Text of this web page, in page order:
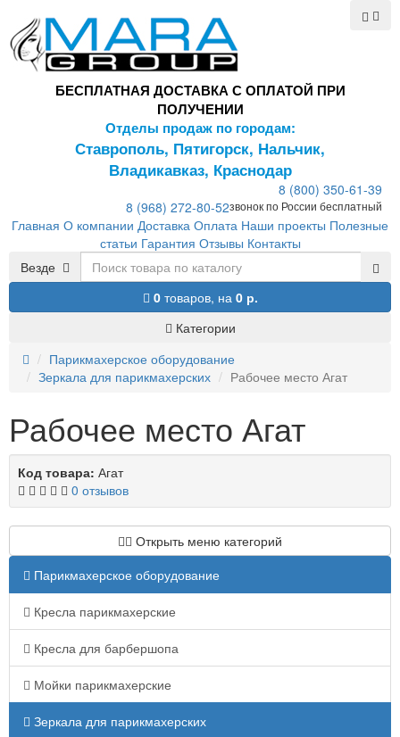
БЕСПЛАТНАЯ ДОСТАВКА С ОПЛАТОЙ ПРИ
ПОЛУЧЕНИИ
Отделы продаж по городам:
Ставрополь, Пятигорск, Нальчик,
Владикавказ, Краснодар
8 (800) 350-61-39
звонок по России бесплатный
8 (968) 272-80-52
Главная О компании Доставка Оплата Наши проекты Полезные
статьи Гарантия Отзывы Контакты
Везде
0товаров, на 0 р.
Категории
Парикмахерское оборудование
Зеркала для парикмахерских
Рабочее место Агат
Рабочее место Агат
Код товара: Агат
0 отзывов
Открыть меню категорий
Парикмахерское оборудование
Кресла парикмахерские
Кресла для барбершопа
Мойки парикмахерские
Зеркала для парикмахерских